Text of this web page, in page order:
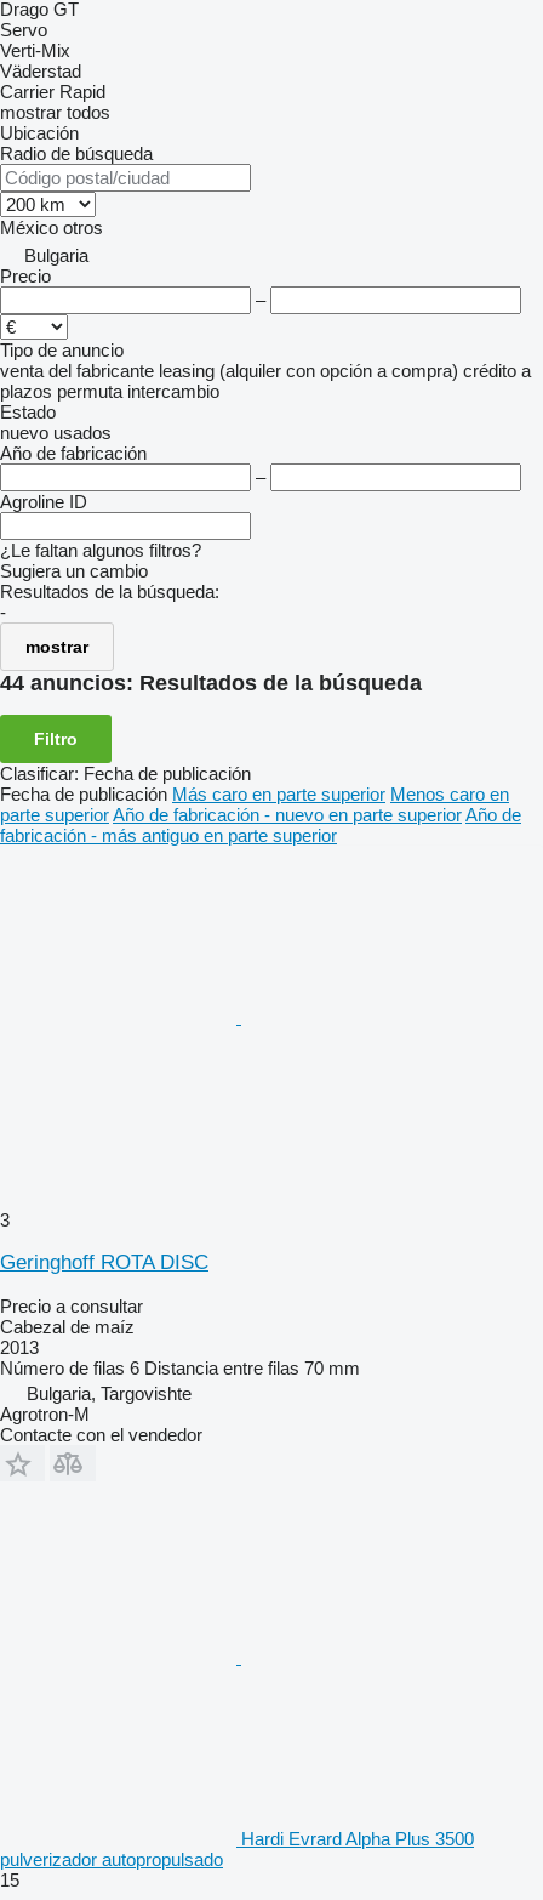
Drago GT
Servo
Verti-Mix
Väderstad
Carrier Rapid
mostrar todos
Ubicación
Radio de búsqueda
México otros
Bulgaria
Precio
–
Tipo de anuncio
venta del fabricante leasing (alquiler con opción a compra) crédito a
plazos permuta intercambio
Estado
nuevo usados
Año de fabricación
–
Agroline ID
¿Le faltan algunos filtros?
Sugiera un cambio
Resultados de la búsqueda:
-
mostrar
44 anuncios: Resultados de la búsqueda
Filtro
Clasificar: Fecha de publicación
Fecha de publicación Más caro en parte superior Menos caro en
parte superiorAño de fabricación - nuevo en parte superiorAño de
fabricación - más antiguo en parte superior
3
Geringhoff ROTA DISC
Precio a consultar
Cabezal de maíz
2013
Número de filas 6 Distancia entre filas 70 mm
Bulgaria, Targovishte
Agrotron-M
Contacte con el vendedor
Hardi Evrard Alpha Plus 3500
pulverizador autopropulsado
15